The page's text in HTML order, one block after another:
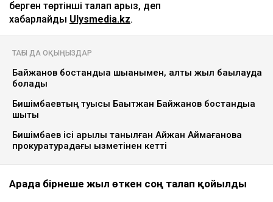
Ulysmedia коллажы
Назым Қахарман бұрынғы күйеуі Қуандық
Бишімбаевтың анасы өзіне қатысты 25 млн теңгеге
жуық сома өндіру туралы талап арыз бергенін
берген төртінші талап арыз, деп